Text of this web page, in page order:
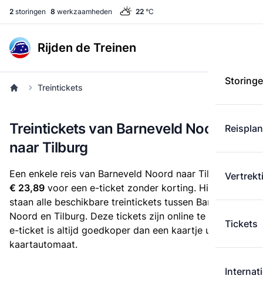
2 storingen 8 werkzaamheden 22 °C
Rijden de Treinen
Tickets
Treintickets
Treintickets van Barneveld Noord
naar Tilburg
Een enkele reis van Barneveld Noord naar Tilburg kost
€ 23,89 voor een e-ticket zonder korting. Hieronder
staan alle beschikbare treintickets tussen Barneveld
Noord en Tilburg. Deze tickets zijn online te koop. Een
e-ticket is altijd goedkoper dan een kaartje uit de
kaartautomaat.